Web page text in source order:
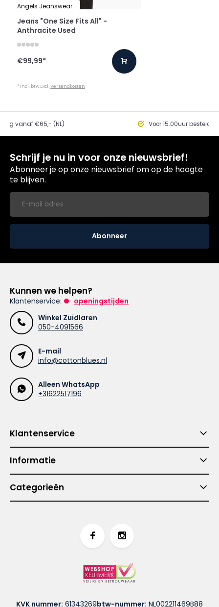
Angels Jeanswear
Jeans "One Size Fits All" -
Anthracite Used
€99,99*
* Incl. btw Excl.Verzendkosten
vanaf €65,- (NL) Voor 15.00uur besteld,
Schrijf je nu in voor onze nieuwsbrief!
Abonneer je op onze nieuwsbrief om op de hoogte
te blijven.
Abonneer
Kunnen we helpen?
Klantenservice:
openingstijden
Winkel Zuidlaren
050-4091566
E-mail
info@cottonblues.nl
Alleen WhatsApp
+31622517196
Klantenservice
Informatie
Categorieën
KVK nummer: 61343269btw-nummer: NL002211469B88